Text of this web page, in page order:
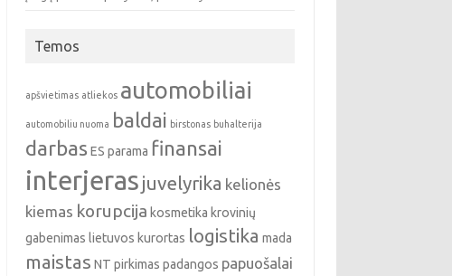
Temos
apšvietimas atliekos automobiliai
automobiliu nuoma baldai birstonas buhalterija
darbas ES parama finansai
interjeras juvelyrika kelionės
kiemas korupcija kosmetika krovinių
gabenimas lietuvos kurortas logistika mada
maistas NT pirkimas padangos papuošalai